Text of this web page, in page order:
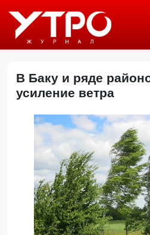
В Баку и ряде
усиление ветра